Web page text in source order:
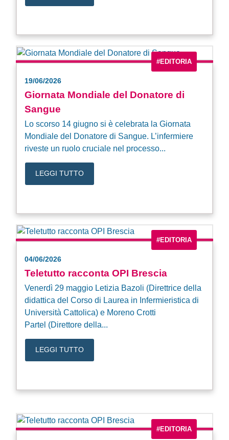
#EDITORIA
19/06/2026
Giornata Mondiale del Donatore di
Sangue
Lo scorso 14 giugno si è celebrata la Giornata
Mondiale del Donatore di Sangue. L’infermiere
riveste un ruolo cruciale nel processo...
LEGGI TUTTO
#EDITORIA
04/06/2026
Teletutto racconta OPI Brescia
Venerdì 29 maggio Letizia Bazoli (Direttrice della
didattica del Corso di Laurea in Infermieristica di
Università Cattolica) e Moreno Crotti
Partel (Direttore della...
LEGGI TUTTO
#EDITORIA